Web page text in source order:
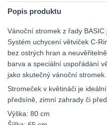
Popis produktu
Vánoční stromek z řady
Systém uchycení větviček C-
bez ostrých hran a
barva a speciální uspořádání
jako skutečný vánoční stromek.
Stromeček v květináči je
předsíně, zimní zahrady či
Výška: 80 cm